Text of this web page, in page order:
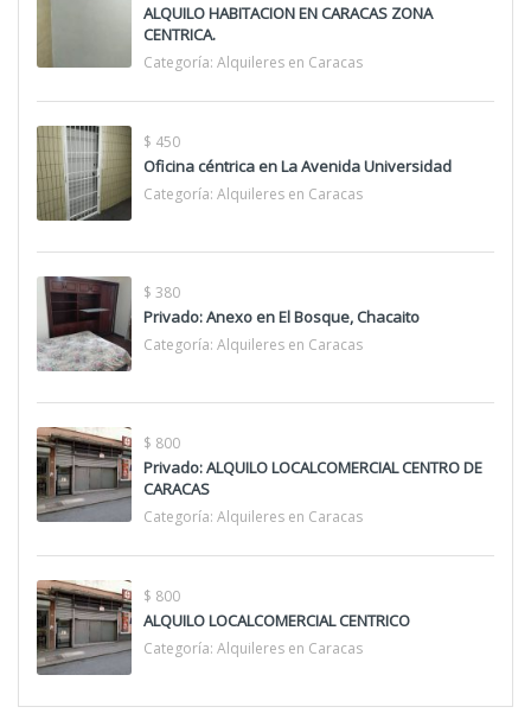
ALQUILO HABITACION EN CARACAS ZONA
CENTRICA.
Categoría: Alquileres en Caracas
$ 450
Oficina céntrica en La Avenida Universidad
Categoría: Alquileres en Caracas
$ 380
Privado: Anexo en El Bosque, Chacaito
Categoría: Alquileres en Caracas
$ 800
Privado: ALQUILO LOCALCOMERCIAL CENTRO DE
CARACAS
Categoría: Alquileres en Caracas
$ 800
ALQUILO LOCALCOMERCIAL CENTRICO
Categoría: Alquileres en Caracas